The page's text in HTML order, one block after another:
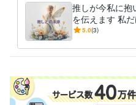
得意分野
霊感タロット占い
悩み相談・カウンセリング 霊
推しが今私に抱
を伝えます 私
れた本音に、心
5.0(3)